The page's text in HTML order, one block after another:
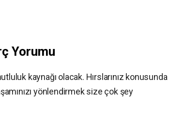
Yorumu
kaynağı olacak. Hırslarınız konusunda
yönlendirmek size çok şey